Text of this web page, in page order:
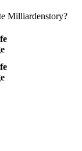
Milliardenstory?